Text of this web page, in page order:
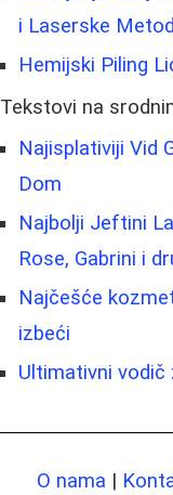
i Laserske
Hemijski Piling
Tekstovi na
Najisplativiji Vid
Dom
Najbolji Jeftini
Rose, Gabrini i
Najčešće
izbeći
Ultimativni vodič
O nama |